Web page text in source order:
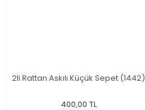
2li Rattan Askılı Küçük Sepet (1442)
400,00 TL